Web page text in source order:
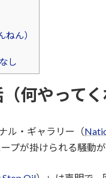
ん）
し
何やってく
ル・ギャラリー（
プが掛けられる騒動